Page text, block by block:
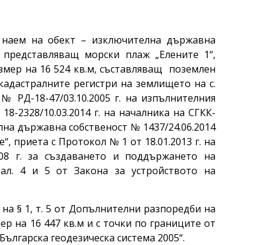
на обект – изключителна държавна
морски плаж „Елените 1“,
на 16 524 кв.м, съставляващ поземлен
регистри на землището на с.
РД-18-47/03.10.2005 г. на изпълнителния
2328/10.03.2014 г. на началника на СГКК-
държавна собственост № 1437/24.06.2014
приета с Протокол № 1 от 18.01.2013 г. на
за създаването и поддържането на
4 и 5 от Закона за устройството на
§ 1, т. 5 от Допълнителни разпоредби на
на 16 447 кв.м и с точки по границите от
геодезическа система 2005“.